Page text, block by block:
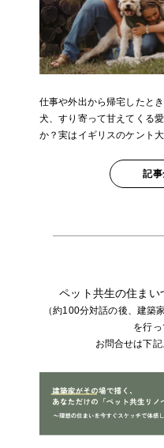
仕事や外出から帰宅したと
犬、すり寄って甘えてくる
か？実はイギリスのケント
記
ペット共生の住ま
（約100分対話の後、建築
を行っ
お問合せは下記